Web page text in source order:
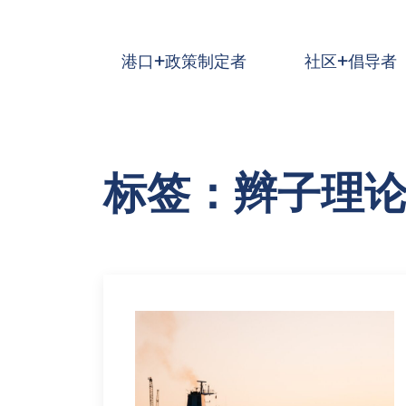
港口+政策制定者 社区+倡导者
标签：辫子理